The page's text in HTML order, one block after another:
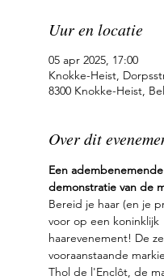
Uur en locatie
05 apr 2025, 17:00
Knokke-Heist,
8300 Knokke-Heist,
Over dit
Een adembenemende
demonstratie van de
Bereid je haar (en je
voor op een koninklijk
haarevenement! De
vooraanstaande
Thol de l'Enclôt, de